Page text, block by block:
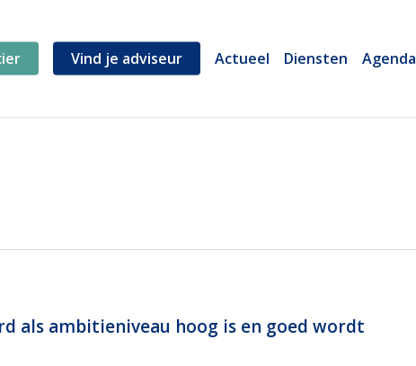
Vind je adviseur Actueel Diensten Agenda
als ambitieniveau hoog is en goed wordt